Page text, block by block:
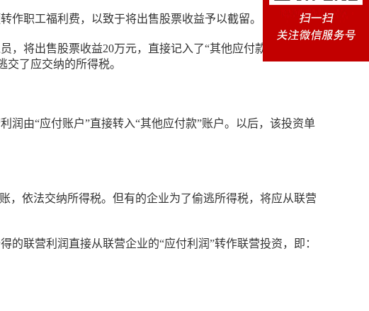
作职工福利费，以致于将出售股票收益予以截留。
将出售股票收益20万元，直接记入了“其他应付款”账户，然
了应交纳的所得税。
由“应付账户”直接转入“其他应付款”账户。以后，该投资单
，依法交纳所得税。但有的企业为了偷逃所得税，将应从联营
联营利润直接从联营企业的“应付利润”转作联营投资，即：